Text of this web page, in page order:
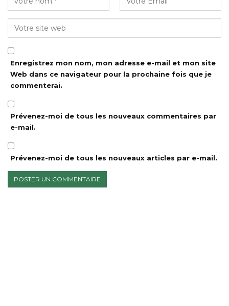
Enregistrez mon nom, mon adresse e-mail et mon site
Web dans ce navigateur pour la prochaine fois que je
commenterai.
Prévenez-moi de tous les nouveaux commentaires par
e-mail.
Prévenez-moi de tous les nouveaux articles par e-mail.